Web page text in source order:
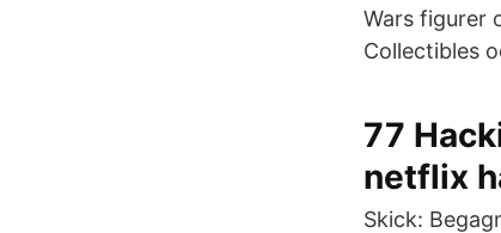
Wars figurer
Collectibles
77
netflix
Skick: